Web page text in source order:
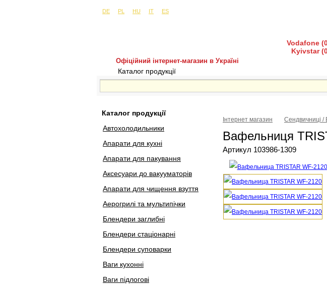
DE
PL HU IT ES
Офіційний інтернет-магазин в Україні
Vodafone
Kyivstar
Каталог продукції
Каталог продукції
Автохолодильники
Апарати для кухні
Апарати для пакування
Аксесуари до вакууматорів
Апарати для чищення взуття
Аерогрилі та мультипічки
Блендери заглибні
Блендери стаціонарні
Блендери суповарки
Ваги кухонні
Ваги підлогові
Інтернет магазин Сендвичниці /
Вафельниця
Артикул 103986-1309